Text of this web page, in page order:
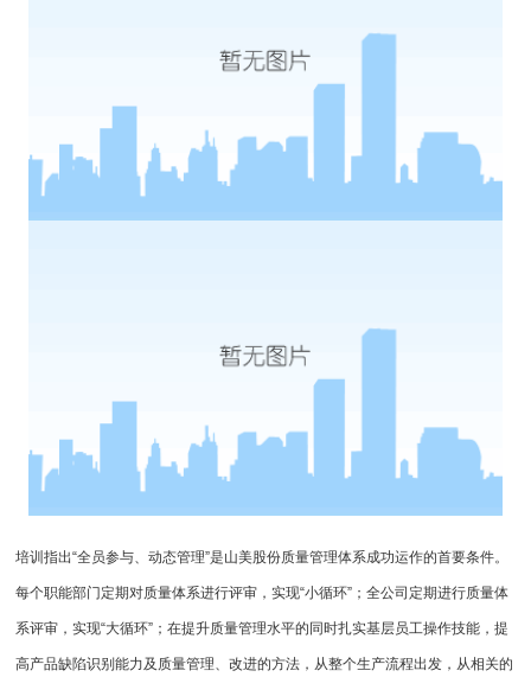
培训指出“全员参与、动态管理”是山美股份质量管理体系成功运作的首要条件。
每个职能部门定期对质量体系进行评审，实现“小循环”；全公司定期进行质量体
系评审，实现“大循环”；在提升质量管理水平的同时扎实基层员工操作技能，提
高产品缺陷识别能力及质量管理、改进的方法，从整个生产流程出发，从相关的